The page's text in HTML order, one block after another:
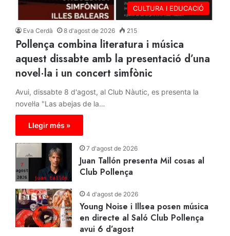
CULTURA I EDUCACIÓ
Eva Cerdà 8 d'agost de 2026 215
Pollença combina literatura i música
aquest dissabte amb la presentació d’una
novel·la i un concert simfònic
Avui, dissabte 8 d'agost, al Club Nàutic, es presenta la
novel·la "Las abejas de la…
Llegir més »
7 d'agost de 2026
Juan Tallón presenta Mil cosas al
Club Pollença
4 d'agost de 2026
Young Noise i Illsea posen música
en directe al Saló Club Pollença
avui 6 d’agost